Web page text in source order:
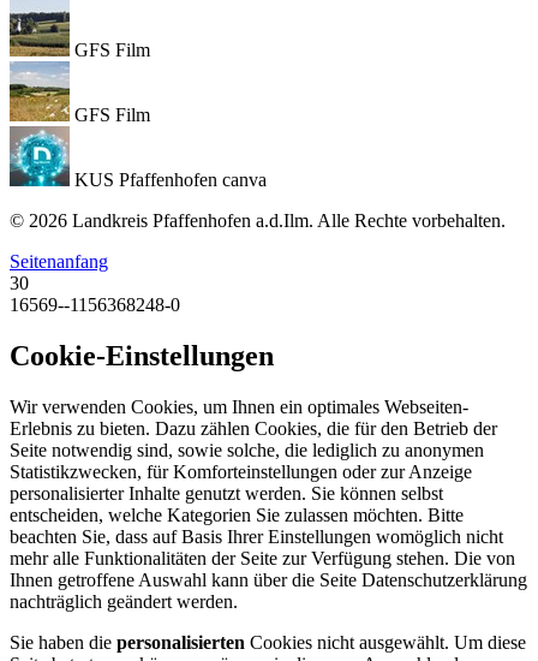
GFS Film
GFS Film
KUS Pfaffenhofen canva
© 2026 Landkreis Pfaffenhofen a.d.Ilm. Alle Rechte vorbehalten.
Seitenanfang
30
16569--1156368248-0
Cookie-Einstellungen
Wir verwenden Cookies, um Ihnen ein optimales Webseiten-
Erlebnis zu bieten. Dazu zählen Cookies, die für den Betrieb der
Seite notwendig sind, sowie solche, die lediglich zu anonymen
Statistikzwecken, für Komforteinstellungen oder zur Anzeige
personalisierter Inhalte genutzt werden. Sie können selbst
entscheiden, welche Kategorien Sie zulassen möchten. Bitte
beachten Sie, dass auf Basis Ihrer Einstellungen womöglich nicht
mehr alle Funktionalitäten der Seite zur Verfügung stehen. Die von
Ihnen getroffene Auswahl kann über die Seite Datenschutzerklärung
nachträglich geändert werden.
Sie haben die personalisierten Cookies nicht ausgewählt. Um diese